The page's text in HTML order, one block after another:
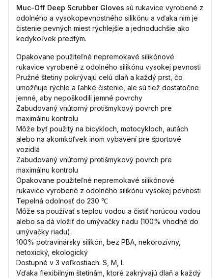
Muc-Off Deep Scrubber Gloves sú rukavice vyrobené z
odolného a vysokopevnostného silikónu a vďaka nim je
čistenie pevných miest rýchlejšie a jednoduchšie ako
kedykoľvek predtým.
Opakovane použiteľné nepremokavé silikónové
rukavice vyrobené z odolného silikónu vysokej pevnosti
Pružné štetiny pokrývajú celú dlaň a každý prst, čo
umožňuje rýchle a ľahké čistenie, ale sú tiež dostatočne
jemné, aby nepoškodili jemné povrchy
Zabudovaný vnútorný protišmykový povrch pre
maximálnu kontrolu
Môže byť použitý na bicykloch, motocykloch, autách
alebo na akomkoľvek inom vybavení pre športové
vozidlá
Zabudovaný vnútorný protišmykový povrch pre
maximálnu kontrolu
Opakovane použiteľné nepremokavé silikónové
rukavice vyrobené z odolného silikónu vysokej pevnosti
Tepelná odolnosť do 230 ℃
Môže sa používať s teplou vodou a čistiť horúcou vodou
alebo sa dá vložiť do umývačky riadu (100% vhodné do
umývačky riadu).
100% potravinársky silikón, bez PBA, nekorozívny,
netoxický, ekologický
Dostupné v 3 veľkostiach: S, M, L
Vďaka flexibilným štetinám, ktoré zakrývajú dlaň a každý